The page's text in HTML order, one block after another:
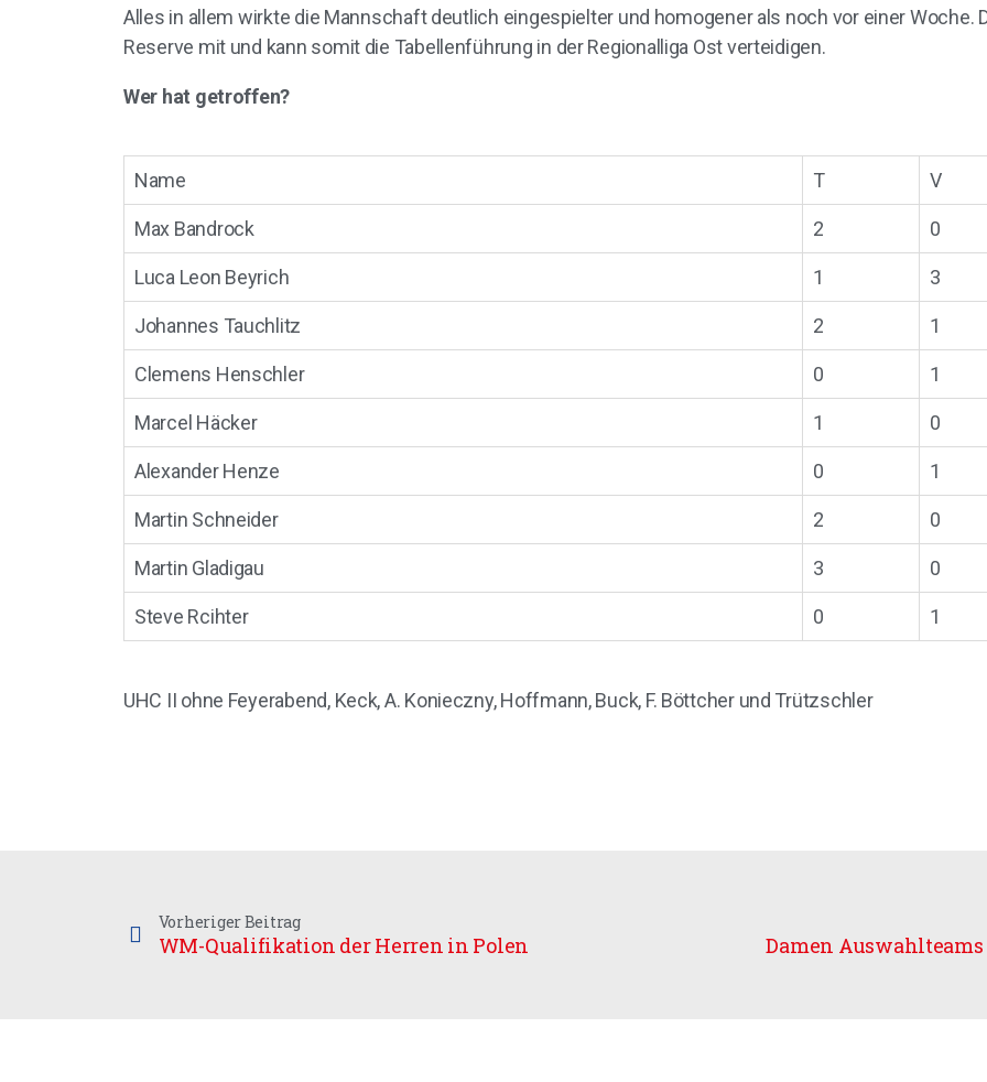
Alles in allem wirkte die Mannschaft deutlich eingespielter und homogener als noch vor einer Woche.
Reserve mit und kann somit die Tabellenführung in der Regionalliga Ost verteidigen.
Wer hat getroffen?
Name T V
Max Bandrock 2 0
Luca Leon Beyrich 1 3
Johannes Tauchlitz 2 1
Clemens Henschler 0 1
Marcel Häcker 1 0
Alexander Henze 0 1
Martin Schneider 2 0
Martin Gladigau 3 0
Steve Rcihter 0 1
UHC II ohne Feyerabend, Keck, A. Konieczny, Hoffmann, Buck, F. Böttcher und Trützschler
Vorheriger Beitrag
WM-Qualifikation der Herren in Polen Damen